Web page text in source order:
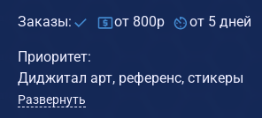
Заказы: от 800р от 5 дней
Приоритет:
Диджитал арт, референс, стикеры
Развернуть